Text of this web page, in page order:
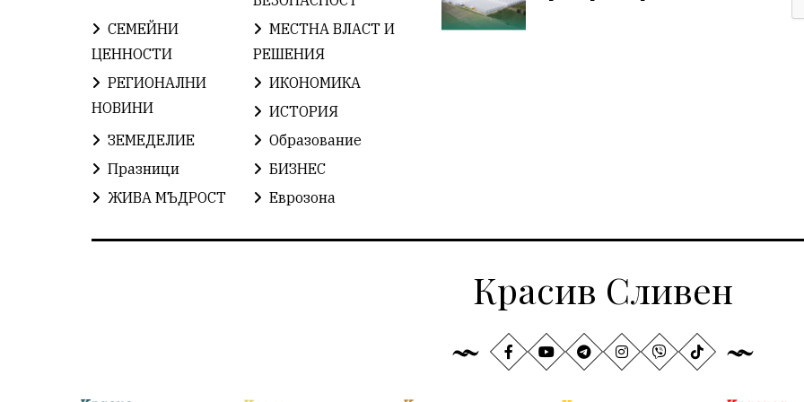
СЕМЕЙНИ
ЦЕННОСТИ
МЕСТНА ВЛАСТ И
РЕШЕНИЯ
РЕГИОНАЛНИ
НОВИНИ
ИКОНОМИКА
ИСТОРИЯ
ЗЕМЕДЕЛИЕ
Образование
Празници
БИЗНЕС
ЖИВА МЪДРОСТ
Еврозона
Красив Сливен